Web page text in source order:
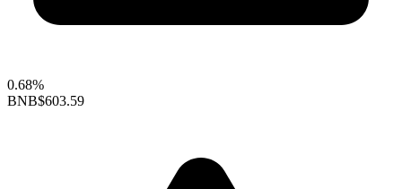
0.68%
BNB$603.59